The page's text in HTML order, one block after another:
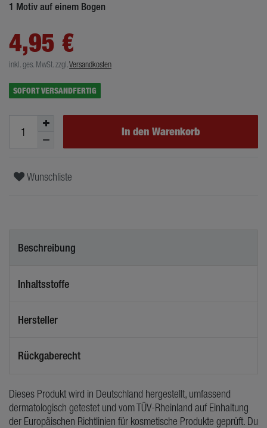
1 Motiv auf einem Bogen
4,95 €
inkl. ges. MwSt.zzgl.Versandkosten
SOFORT VERSANDFERTIG
In den Warenkorb
Wunschliste
Beschreibung
Inhaltsstoffe
Hersteller
Rückgaberecht
Dieses Produkt wird in Deutschland hergestellt, umfassend
dermatologisch getestet und vom TÜV-Rheinland auf Einhaltung
der Europäischen Richtlinien für kosmetische Produkte geprüft. Du